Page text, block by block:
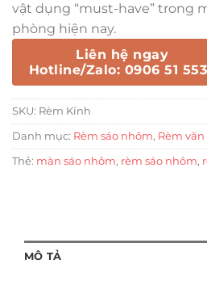
vật dụng “must-have” trong
phòng hiện nay.
Liên hệ ngay
Hotline/Zalo: 0906 51
SKU: Rèm Kính
Danh mục: Rèm sáo nhôm, Rèm
Thẻ: màn sáo nhôm, rèm sáo nhôm,
MÔ TẢ